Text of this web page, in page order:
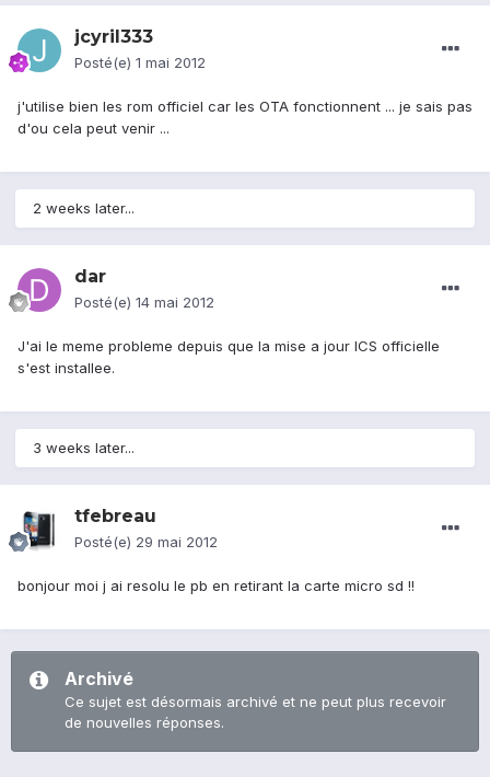
jcyril333
Posté(e) 1 mai 2012
j'utilise bien les rom officiel car les OTA fonctionnent ... je sais pas
d'ou cela peut venir ...
2 weeks later...
dar
Posté(e) 14 mai 2012
J'ai le meme probleme depuis que la mise a jour ICS officielle
s'est installee.
3 weeks later...
tfebreau
Posté(e) 29 mai 2012
bonjour moi j ai resolu le pb en retirant la carte micro sd !!
Archivé
Ce sujet est désormais archivé et ne peut plus recevoir
de nouvelles réponses.